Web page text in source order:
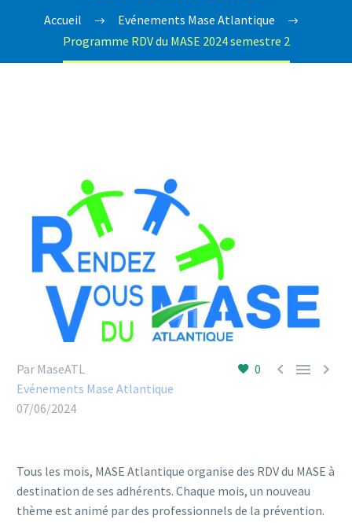
Accueil
Evénements Mase Atlantique
Programme RDV du MASE 2024 semestre 2
0   
Par MaseATL
Evénements Mase Atlantique
07/06/2024
Tous les mois, MASE Atlantique organise des RDV du MASE à
destination de ses adhérents. Chaque mois, un nouveau
thème est animé par des professionnels de la prévention.